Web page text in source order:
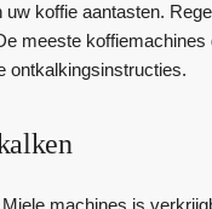
koffie aantasten.
meeste
ontkalkingsinstructies.